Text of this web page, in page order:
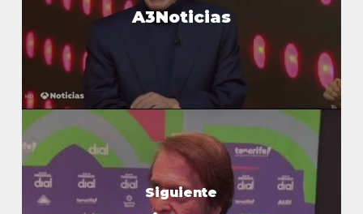
A3Noticias
Siguiente